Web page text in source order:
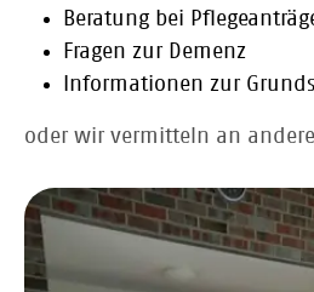
Beratung bei
Fragen zur Demenz
Informationen zur
oder wir vermitteln an